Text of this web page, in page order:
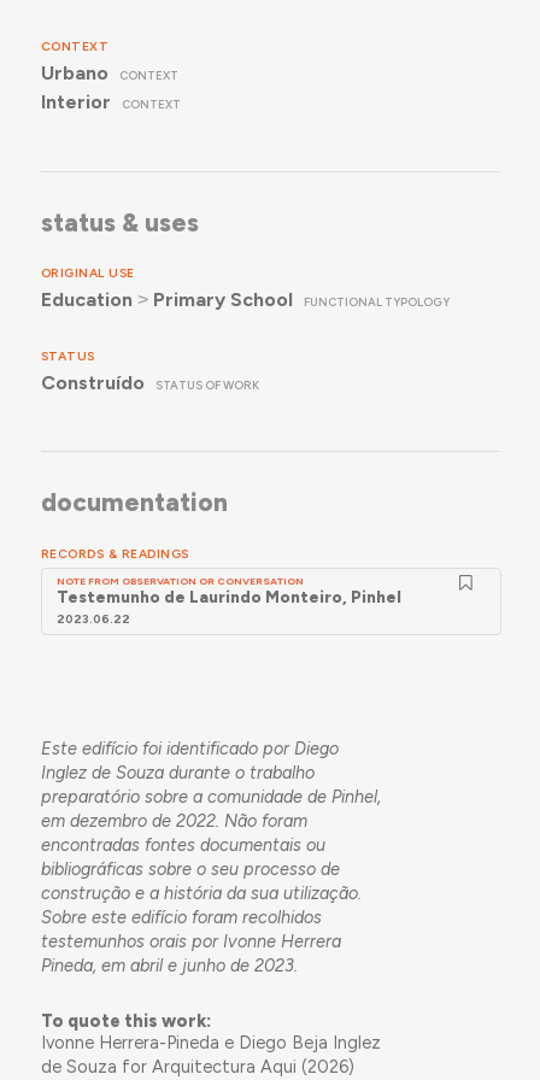
CONTEXT
Urbano CONTEXT
Interior CONTEXT
status & uses
ORIGINAL USE
Education ˃ Primary School FUNCTIONAL TYPOLOGY
STATUS
Construído STATUS OF WORK
documentation
RECORDS & READINGS
NOTE FROM OBSERVATION OR CONVERSATION
Testemunho de Laurindo Monteiro, Pinhel
2023.06.22
Este edifício foi identificado por Diego
Inglez de Souza durante o trabalho
preparatório sobre a comunidade de Pinhel,
em dezembro de 2022. Não foram
encontradas fontes documentais ou
bibliográficas sobre o seu processo de
construção e a história da sua utilização.
Sobre este edifício foram recolhidos
testemunhos orais por Ivonne Herrera
Pineda, em abril e junho de 2023.
To quote this work:
Ivonne Herrera-Pineda e Diego Beja Inglez
de Souza for Arquitectura Aqui (2026)